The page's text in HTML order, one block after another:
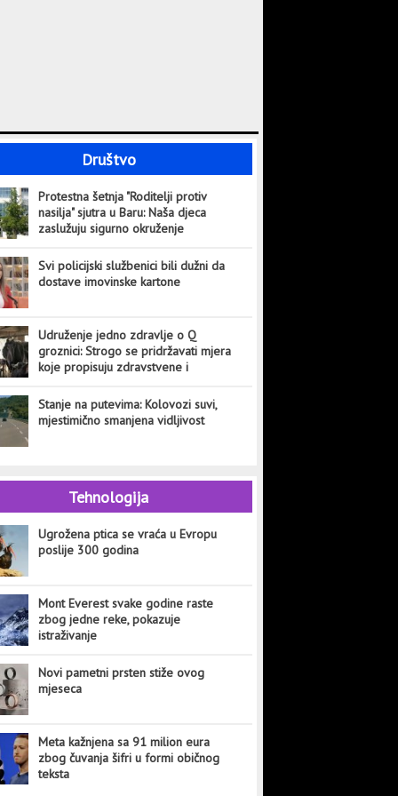
Društvo
Protestna šetnja "Roditelji protiv
nasilja" sjutra u Baru: Naša djeca
zaslužuju sigurno okruženje
Svi policijski službenici bili dužni da
dostave imovinske kartone
Udruženje jedno zdravlje o Q
groznici: Strogo se pridržavati mjera
koje propisuju zdravstvene i
Stanje na putevima: Kolovozi suvi,
mjestimično smanjena vidljivost
Tehnologija
Ugrožena ptica se vraća u Evropu
poslije 300 godina
Mont Everest svake godine raste
zbog jedne reke, pokazuje
istraživanje
Novi pametni prsten stiže ovog
mjeseca
Meta kažnjena sa 91 milion eura
zbog čuvanja šifri u formi običnog
teksta